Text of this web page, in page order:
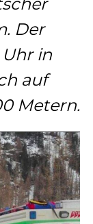
Der
in
auf
Metern.